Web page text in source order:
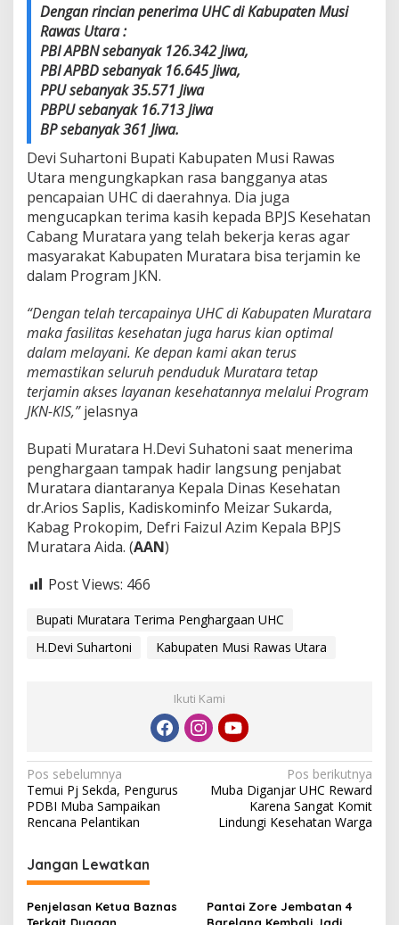
Dengan rincian penerima UHC di Kabupaten Musi
Rawas Utara :
PBI APBN sebanyak 126.342 Jiwa,
PBI APBD sebanyak 16.645 Jiwa,
PPU sebanyak 35.571 Jiwa
PBPU sebanyak 16.713 Jiwa
BP sebanyak 361 Jiwa.
Devi Suhartoni Bupati Kabupaten Musi Rawas
Utara mengungkapkan rasa bangganya atas
pencapaian UHC di daerahnya. Dia juga
mengucapkan terima kasih kepada BPJS Kesehatan
Cabang Muratara yang telah bekerja keras agar
masyarakat Kabupaten Muratara bisa terjamin ke
dalam Program JKN.
“Dengan telah tercapainya UHC di Kabupaten Muratara
maka fasilitas kesehatan juga harus kian optimal
dalam melayani. Ke depan kami akan terus
memastikan seluruh penduduk Muratara tetap
terjamin akses layanan kesehatannya melalui Program
JKN-KIS,”jelasnya
Bupati Muratara H.Devi Suhatoni saat menerima
penghargaan tampak hadir langsung penjabat
Muratara diantaranya Kepala Dinas Kesehatan
dr.Arios Saplis, Kadiskominfo Meizar Sukarda,
Kabag Prokopim, Defri Faizul Azim Kepala BPJS
Muratara Aida. (AAN)
Post Views: 466
Bupati Muratara Terima Penghargaan UHC
H.Devi Suhartoni
Kabupaten Musi Rawas Utara
Ikuti Kami
N
a
v
i
g
a
Pos sebelumnya
Temui Pj Sekda, Pengurus
PDBI Muba Sampaikan
Rencana Pelantikan
Pos berikutnya
Muba Diganjar UHC Reward
Karena Sangat Komit
Lindungi Kesehatan Warga
Jangan Lewatkan
Penjelasan Ketua Baznas
Terkait Dugaan
Pantai Zore Jembatan 4
Barelang Kembali Jadi